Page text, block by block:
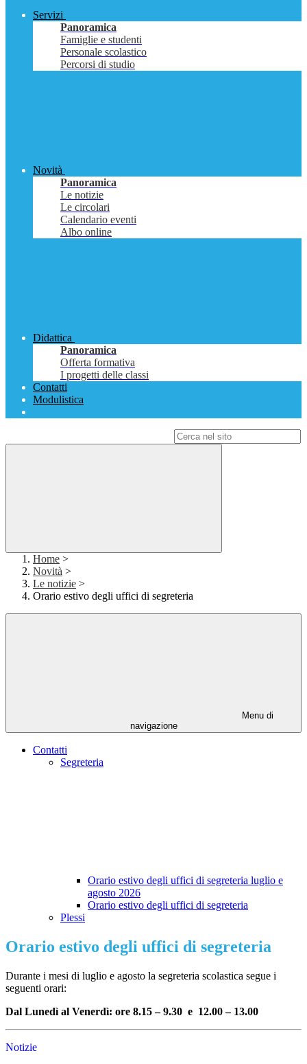
Servizi
Panoramica
Famiglie e studenti
Personale scolastico
Percorsi di studio
Novità
Panoramica
Le notizie
Le circolari
Calendario eventi
Albo online
Didattica
Panoramica
Offerta formativa
I progetti delle classi
Contatti
Modulistica
Home >
Novità >
Le notizie >
Orario estivo degli uffici di segreteria
Menu di
navigazione
Contatti
Segreteria
Orario estivo degli uffici di segreteria luglio e
agosto 2026
Orario estivo degli uffici di segreteria
Plessi
Orario estivo degli uffici di segreteria
Durante i mesi di luglio e agosto la segreteria scolastica segue i
seguenti orari:
Dal Lunedì al Venerdì: ore 8.15 – 9.30 e 12.00 – 13.00
Notizie